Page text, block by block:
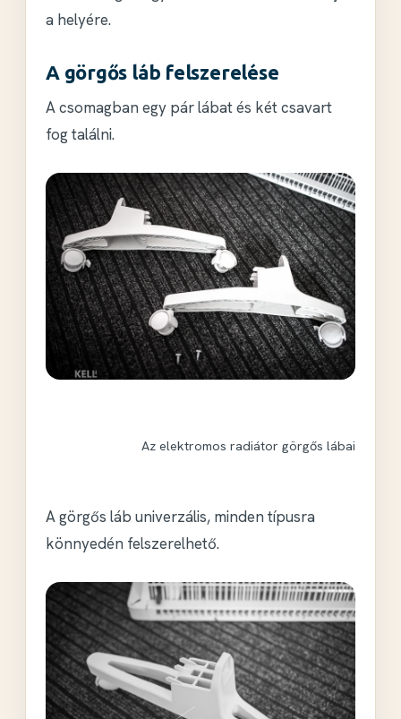
a helyére.
A görgős láb felszerelése
A csomagban egy pár lábat és két csavart
fog találni.
Az elektromos radiátor görgős lábai
A görgős láb univerzális, minden típusra
könnyedén felszerelhető.